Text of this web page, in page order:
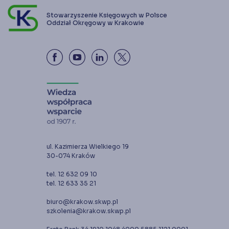
Stowarzyszenie Księgowych w Polsce
Oddział Okręgowy w Krakowie
ul. Kazimierza Wielkiego 19
30-074 Kraków
tel. 12 632 09 10
tel. 12 633 35 21
biuro@krakow.skwp.pl
szkolenia@krakow.skwp.pl